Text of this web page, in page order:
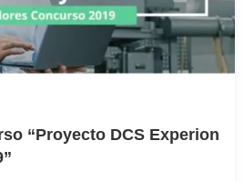
“Proyecto DCS Experion